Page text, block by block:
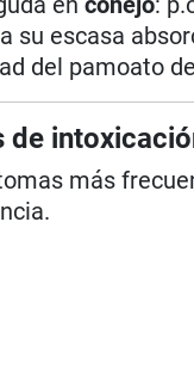
su escasa
del pamoato
de
más